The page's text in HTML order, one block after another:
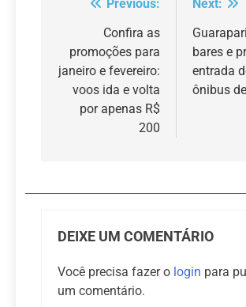
Navegação
Post
Previous:
Confira as
promoções para
janeiro e fevereiro:
voos ida e volta
por apenas R$
200
Next:
bares e
entrada
ônibus
DEIXE UM COMENTÁRIO
Você precisa fazer o login para
um comentário.